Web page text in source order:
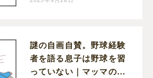
謎の自画自賛。野球経験
者を語る息子は野球を習
っていない｜マッマの育